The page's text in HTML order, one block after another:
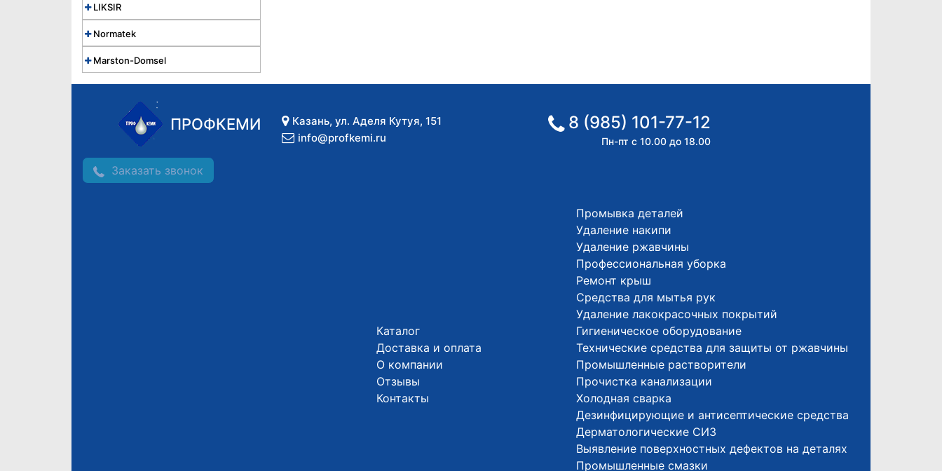
LIKSIR
Normatek
Marston-Domsel
ПРОФКЕМИ Казань, ул. Аделя Кутуя, 151
info@profkemi.ru
8 (985) 101-77-12
Пн-пт с 10.00 до 18.00
Заказать звонок
Каталог
Доставка и оплата
О компании
Отзывы
Контакты
Промывка деталей
Удаление накипи
Удаление ржавчины
Профессиональная уборка
Ремонт крыш
Средства для мытья рук
Удаление лакокрасочных покрытий
Гигиеническое оборудование
Технические средства для защиты от ржавчины
Промышленные растворители
Прочистка канализации
Холодная сварка
Дезинфицирующие и антисептические средства
Дерматологические СИЗ
Выявление поверхностных дефектов на деталях
Промышленные смазки